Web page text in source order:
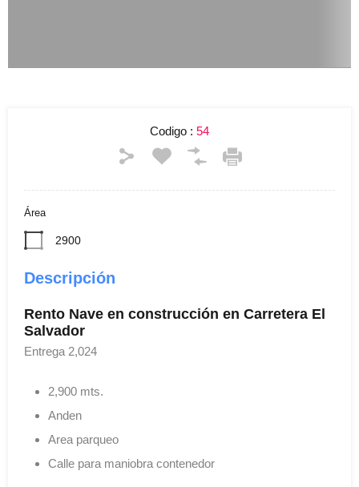
Codigo : 54
Área
2900
Descripción
Rento Nave en construcción en Carretera El
Salvador
Entrega 2,024
2,900 mts.
Anden
Area parqueo
Calle para maniobra contenedor